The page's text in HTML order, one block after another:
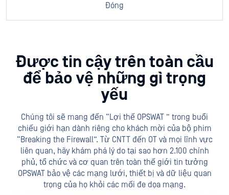
Đóng
Được tin cậy trên toàn cầu
để bảo vệ những gì trọng
yếu
Chúng tôi sẽ mang đến “Lợi thế OPSWAT ” trong buổi
chiếu giới hạn dành riêng cho khách mời của bộ phim
“Breaking the Firewall”. Từ CNTT đến OT và mọi lĩnh vực
liên quan, hãy khám phá lý do tại sao hơn 2.100 chính
phủ, tổ chức và cơ quan trên toàn thế giới tin tưởng
OPSWAT bảo vệ các mạng lưới, thiết bị và dữ liệu quan
trọng của họ khỏi các mối đe dọa mạng.